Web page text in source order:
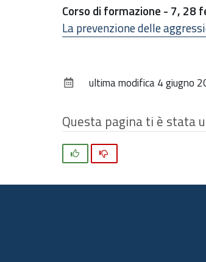
Corso di formazione - 7, 28
La prevenzione delle
ultima modifica4 giugno
Questa pagina ti è stata